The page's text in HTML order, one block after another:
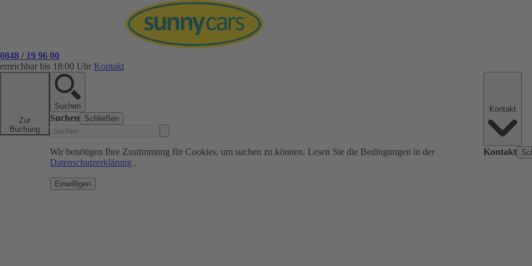
0848 / 19 96 00
erreichbar bis 18:00 Uhr Kontakt
Zur
Buchung
Suchen
Suchen Schließen
Wir benötigen Ihre Zustimmung für Cookies, um suchen zu können. Lesen Sie die Bedingungen in der
Datenschutzerklärung .
Einwilligen
Kontakt